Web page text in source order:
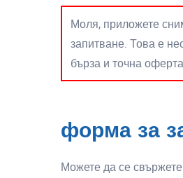
Моля, приложете
запитване. Това е
бърза и точна
форма за
Можете да се